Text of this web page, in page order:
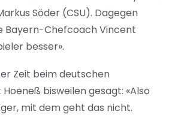
Söder (CSU). Dagegen
Bayern-Chefcoach Vincent
besser».
Zeit beim deutschen
bisweilen gesagt: «Also
mit dem geht das nicht.